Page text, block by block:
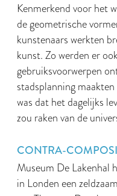
Kenmerkend voor het
de geometrische
kunstenaars werkten
kunst. Zo werden er
gebruiksvoorwerpen
stadsplanning
was dat het dagelijks
zou raken van de
CONTRA-
Museum De Lakenhal
in Londen een